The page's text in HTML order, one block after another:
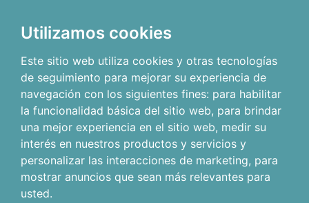
Utilizamos cookies
Este sitio web utiliza cookies y otras tecnologías
de seguimiento para mejorar su experiencia de
navegación con los siguientes fines: para habilitar
la funcionalidad básica del sitio web, para brindar
una mejor experiencia en el sitio web, medir su
interés en nuestros productos y servicios y
personalizar las interacciones de marketing, para
mostrar anuncios que sean más relevantes para
usted.